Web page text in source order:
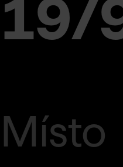
19/
Místo